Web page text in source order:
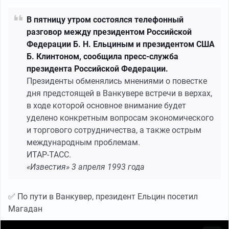
В пятницу утром состоялся телефонный
разговор между президентом Российской
Федерации Б. Н. Ельциным и президентом США
Б. Клинтоном, сообщила пресс-служба
президента Российской Федерации.
Президенты обменялись мнениями о повестке
дня предстоящей в Ванкувере встречи в верхах,
в ходе которой основное внимание будет
уделено конкретным вопросам экономического
и торгового сотрудничества, а также острым
международным проблемам.
ИТАР-ТАСС.
«Известия» 3 апреля 1993 года
✅ По пути в Ванкувер, президент Ельцин посетил
Магадан